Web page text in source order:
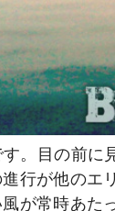
。目の前に
行が他のエ
が常時あた